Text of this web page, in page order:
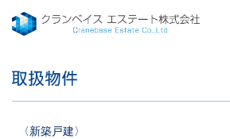
新築戸建